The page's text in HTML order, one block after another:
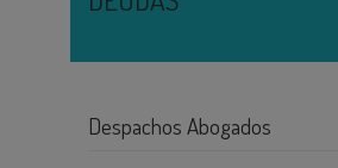
Despachos Abogados